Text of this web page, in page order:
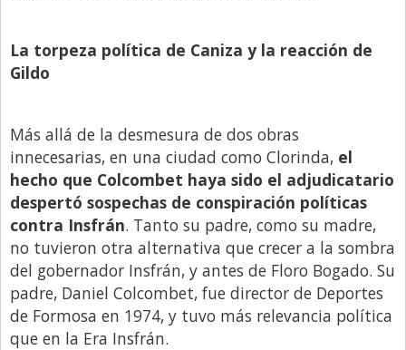
La torpeza política de Caniza y la reacción de
Gildo
Más allá de la desmesura de dos obras
innecesarias, en una ciudad como Clorinda, el
hecho que Colcombet haya sido el adjudicatario
despertó sospechas de conspiración políticas
contra Insfrán. Tanto su padre, como su madre,
no tuvieron otra alternativa que crecer a la sombra
del gobernador Insfrán, y antes de Floro Bogado. Su
padre, Daniel Colcombet, fue director de Deportes
de Formosa en 1974, y tuvo más relevancia política
que en la Era Insfrán.